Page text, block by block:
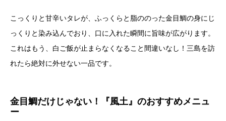
こっくりと甘辛いタレが、ふっくらと脂ののった金目鯛の身にじ
っくりと染み込んでおり、口に入れた瞬間に旨味が広がります。
これはもう、白ご飯が止まらなくなること間違いなし！三島を訪
れたら絶対に外せない一品です。
金目鯛だけじゃない！『風土』のおすすめメニュ
ー